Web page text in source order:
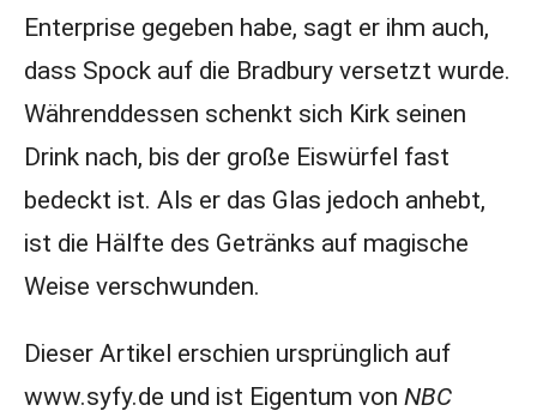
Enterprise gegeben habe, sagt er ihm auch,
dass Spock auf die Bradbury versetzt wurde.
Währenddessen schenkt sich Kirk seinen
Drink nach, bis der große Eiswürfel fast
bedeckt ist. Als er das Glas jedoch anhebt,
ist die Hälfte des Getränks auf magische
Weise verschwunden.
Dieser Artikel erschien ursprünglich auf
www.syfy.de und ist Eigentum von NBC